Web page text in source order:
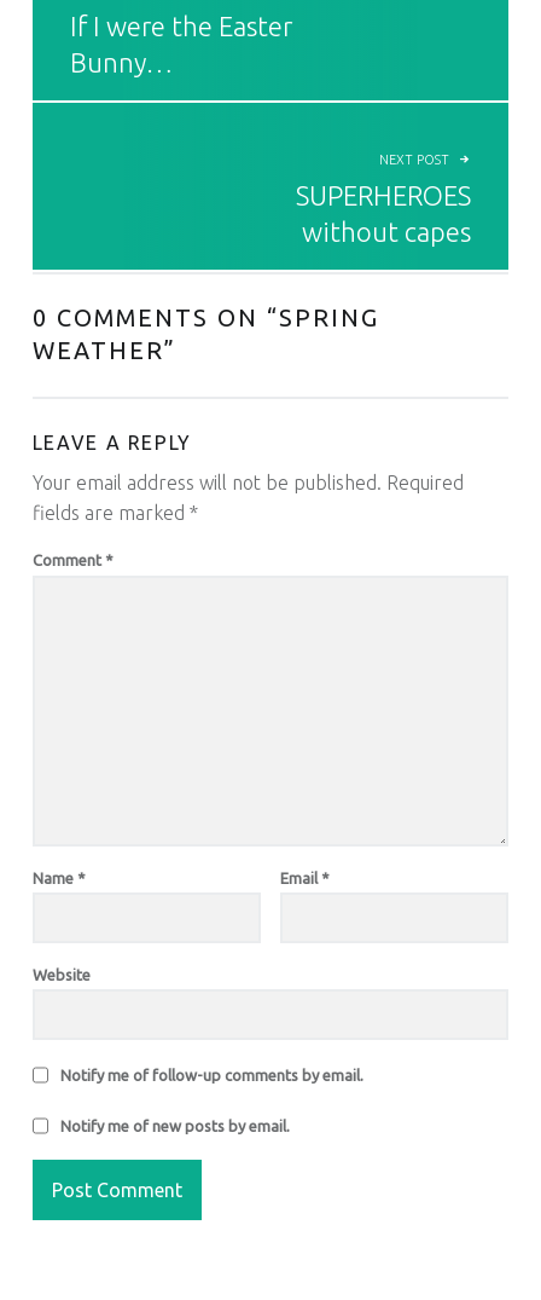
If I were the Easter
Bunny…
NEXT POST
SUPERHEROES
without capes
0 COMMENTS ON “SPRING
WEATHER”
LEAVE A REPLY
Your email address will not be published. Required
fields are marked *
Comment *
Name * Email *
Website
Notify me of follow-up comments by email.
Notify me of new posts by email.